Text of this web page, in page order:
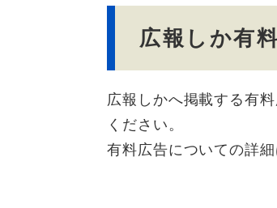
広報しか有
広報しかへ掲載する有
ください。
有料広告についての詳細